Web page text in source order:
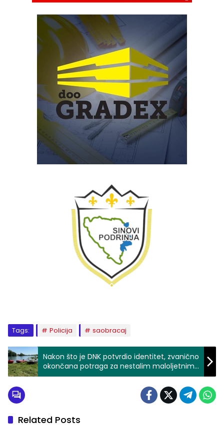
Tags: Policija saobracaj
Nakon što je DNK potvrdio identitet, zvanično
okončana potraga za nestalim maloljetnim
licem iz zvorničkog naselja Branjevo
Related Posts